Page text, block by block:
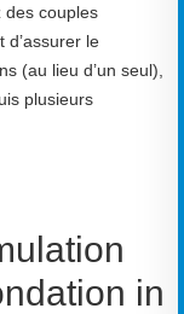
des couples
d’assurer le
(au lieu d’un seul),
plusieurs
in